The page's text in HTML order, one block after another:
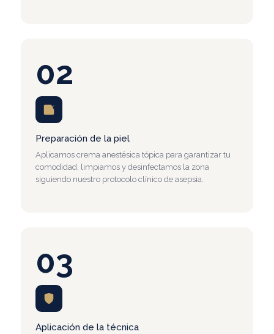
02
Preparación de la piel
Aplicamos crema anestésica tópica para garantizar tu
comodidad, limpiamos y desinfectamos la zona
siguiendo nuestro protocolo clínico de asepsia.
03
Aplicación de la técnica